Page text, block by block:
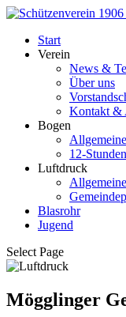
Start
Verein
News &
Über uns
Kontakt &
Bogen
12-
Luftdruck
Blasrohr
Jugend
Select Page
Mögglinger